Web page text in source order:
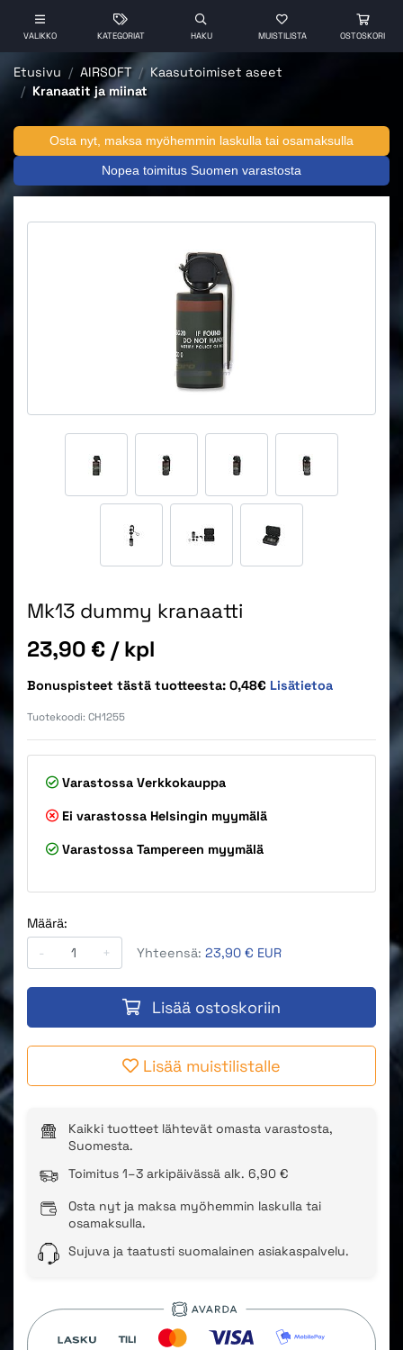
VALIKKO KATEGORIAT HAKU MUISTILISTA OSTOSKORI
Etusivu AIRSOFT
Kaasutoimiset aseet
Kranaatit ja miinat
Osta nyt, maksa myöhemmin laskulla tai osamaksulla
Nopea toimitus Suomen varastosta
Mk13 dummy kranaatti
Hinta
23,90 € / kpl
Bonuspisteet tästä tuotteesta: 0,48€ Lisätietoa
Tuotekoodi: CH1255
Varastossa Verkkokauppa
Ei varastossa Helsingin myymälä
Varastossa Tampereen myymälä
Määrä:
-
+ Yhteensä: 23,90 € EUR
Lisää ostoskoriin
Lisää muistilistalle
Kaikki tuotteet lähtevät omasta varastosta,
Suomesta.
Toimitus 1–3 arkipäivässä alk. 6,90 €
Osta nyt ja maksa myöhemmin laskulla tai
osamaksulla.
Sujuva ja taatusti suomalainen asiakaspalvelu.